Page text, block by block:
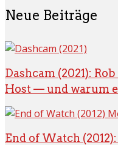
Neue Beiträge
Dashcam (2021):
Host — und warum
End of Watch